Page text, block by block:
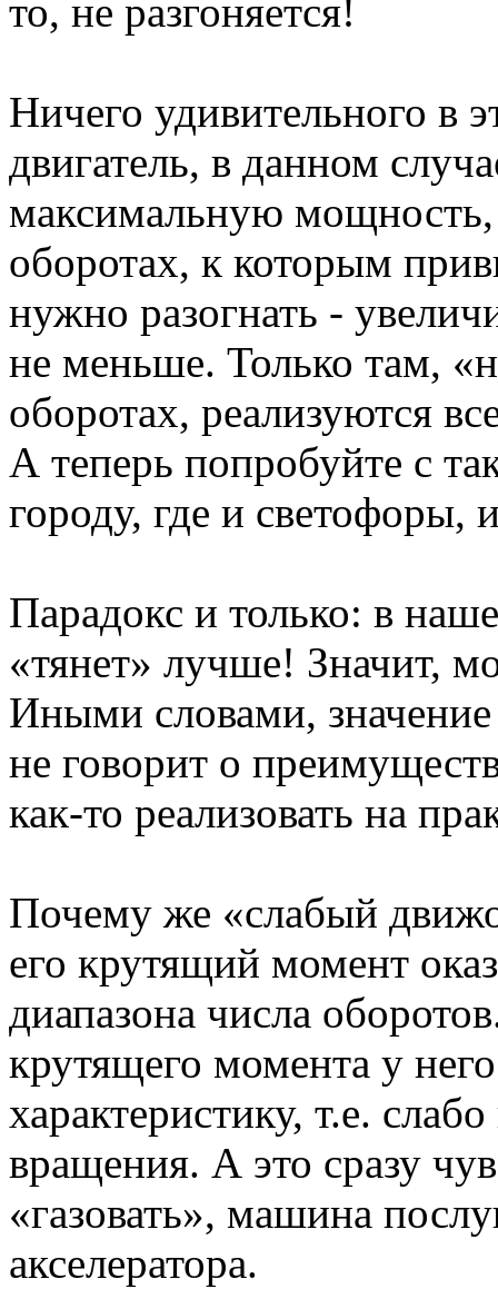
то, не разгоняется!
Ничего удивительного в
двигатель, в данном
максимальную мощность,
оборотах, к которым
нужно разогнать -
не меньше. Только там,
оборотах, реализуются
А теперь попробуйте с
городу, где и светофоры,
Парадокс и только: в
«тянет» лучше! Значит,
Иными словами,
не говорит о
как-то реализовать на
Почему же «слабый
его крутящий момент
диапазона числа
крутящего момента у
характеристику, т.е.
вращения. А это сразу
«газовать», машина
акселератора.